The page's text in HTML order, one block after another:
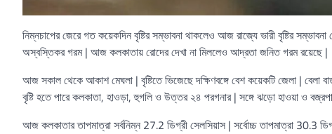
নিম্নচাপের জেরে গত কয়েকদিন বৃষ্টির সম্ভাবনা থাকলেও আজ রাজ্যে ভারী বৃষ্টির
অস্বস্তিকর গরম | আজ কলকাতায় রোদের দেখা না মিললেও আদ্রতা জনিত গরম রয়েছে |
আজ সকাল থেকে আকাশ মেঘলা | বৃষ্টিতে ভিজেছে দক্ষিণবঙ্গে বেশ কয়েকটি জেলা | বেলা
বৃষ্টি হতে পারে কলকাতা, হাওড়া, হুগলি ও উত্তর ২৪ পরগনার | সঙ্গে ঝড়ো হাওয়া ও
আজ কলকাতার তাপমাত্রা সর্বনিম্ন 27.2 ডিগ্রী সেলসিয়াস | সর্বোচ্চ তাপমাত্রা 30.3